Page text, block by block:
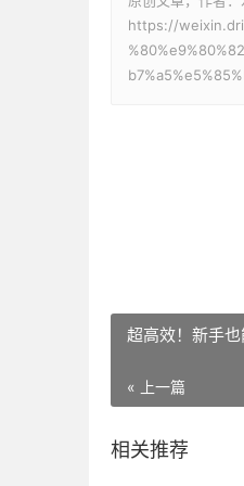
https://
超高效！新手
« 上一篇
相关推荐